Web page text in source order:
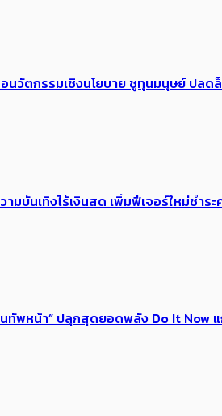
นวัตกรรมเชิงนโยบาย ชูทุนมนุษย์ ปล
มบันเทิงไร้เงินสด เพิ่มฟีเจอร์ใหม่ช
ทัพหน้า” ปลุกสุดยอดพลัง Do It